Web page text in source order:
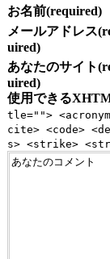
お名前(required)
メールアドレス
uired)
あなたのサイト
uired)
使用できる
tle="">
cite> <code>
s> <strike>